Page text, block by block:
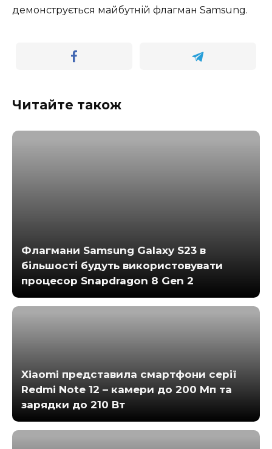
демонструється майбутній флагман Samsung.
Читайте також
Флагмани Samsung Galaxy S23 в
більшості будуть використовувати
процесор Snapdragon 8 Gen 2
Xiaomi представила смартфони серії
Redmi Note 12 – камери до 200 Мп та
зарядки до 210 Вт